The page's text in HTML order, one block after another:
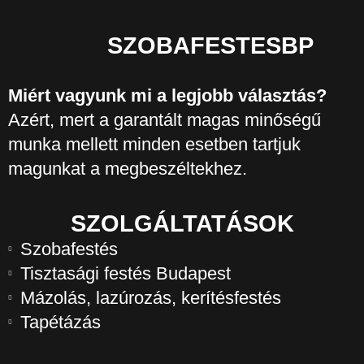
SZOBAFESTESBP
Miért vagyunk mi a legjobb választás?
Azért, mert a garantált magas minőségű
munka mellett minden esetben tartjuk
magunkat a megbeszéltekhez.
SZOLGÁLTATÁSOK
Szobafestés
Tisztasági festés Budapest
Mázolás, lazúrozás, kerítésfestés
Tapétázás